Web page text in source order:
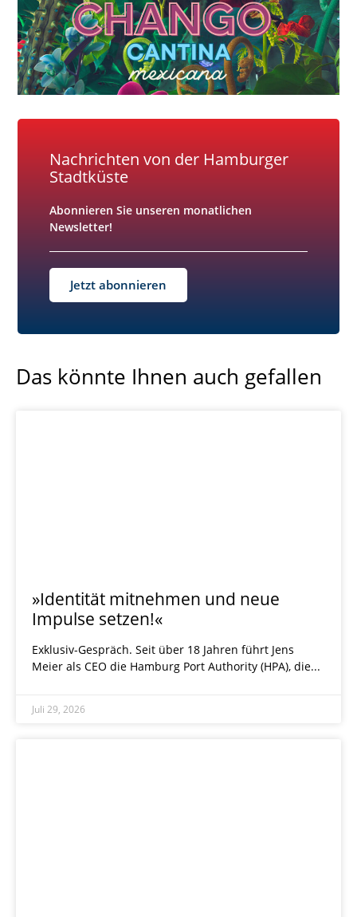
Nachrichten von der Hamburger
Stadtküste
Abonnieren Sie unseren monatlichen
Newsletter!
Jetzt abonnieren
Das könnte Ihnen auch gefallen
»Identität mitnehmen und neue
Impulse setzen!«
Exklusiv-Gespräch. Seit über 18 Jahren führt Jens
Meier als CEO die Hamburg Port Authority (HPA), die
Juli 29, 2026